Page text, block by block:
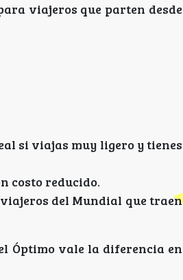
viajeros que parten desde
si viajas muy ligero y tienes
costo reducido.
del Mundial que traen
Óptimo vale la diferencia en